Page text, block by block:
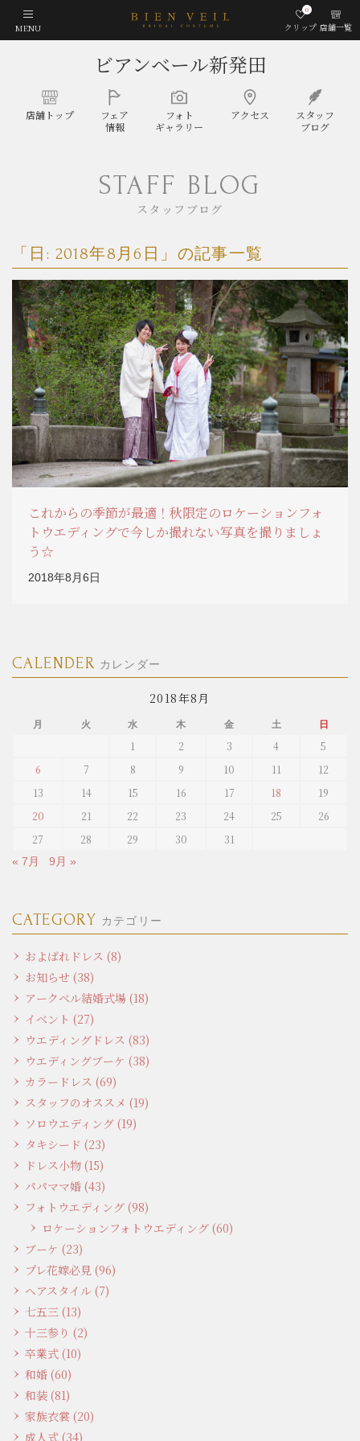
MENU クリップ
0
店舗一覧
ビアンベール新発田
店舗トップ
フェア
情報
フォト
ギャラリー
アクセス
スタッフ
ブログ
STAFF BLOG
スタッフブログ
「日: 2018年8月6日 」の記事一覧
これからの季節が最適！秋限定のロケーションフォ
トウエディングで今しか撮れない写真を撮りましょ
う☆
2018年8月6日
CALENDER カレンダー
2018年8月
月 火 水 木 金 土 日
1 2 3 4
5
6
7 8 9 10 11
12
13
14 15 16 17 18
19
20
21 22 23 24 25
26
27
28 29 30 31
« 7月 9月 »
CATEGORY カテゴリー
およばれドレス (8)
お知らせ (38)
アークベル結婚式場 (18)
イベント (27)
ウエディングドレス (83)
ウエディングブーケ (38)
カラードレス (69)
スタッフのオススメ (19)
ソロウエディング (19)
タキシード (23)
ドレス小物 (15)
パパママ婚 (43)
フォトウエディング (98)
ロケーションフォトウエディング (60)
ブーケ (23)
プレ花嫁必見 (96)
ヘアスタイル (7)
七五三 (13)
十三参り (2)
卒業式 (10)
和婚 (60)
和装 (81)
家族衣裳 (20)
成人式 (34)